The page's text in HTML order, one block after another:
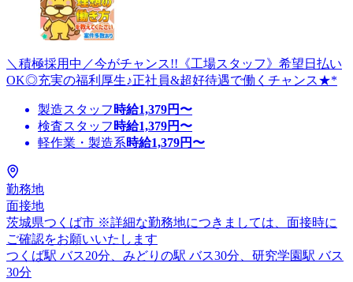
＼積極採用中／今がチャンス!!《工場スタッフ》希望日払い
OK◎充実の福利厚生♪正社員&超好待遇で働くチャンス★*
製造スタッフ 時給1,379円〜
検査スタッフ 時給1,379円〜
軽作業・製造系時給1,379円〜
勤務地
面接地
茨城県つくば市 ※詳細な勤務地につきましては、面接時に
ご確認をお願いいたします
つくば駅 バス20分、みどりの駅 バス30分、研究学園駅 バス
30分